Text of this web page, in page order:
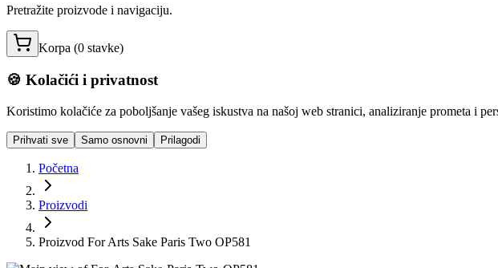
Pretražite proizvode i navigaciju.
Korpa (0 stavke)
🍪 Kolačići i privatnost
Koristimo kolačiće za poboljšanje vašeg iskustva na našoj web stranici, analiziranje prometa i
Prihvati sve Samo osnovni Prilagodi
Početna
Proizvodi
Proizvod For Arts Sake Paris Two OP581